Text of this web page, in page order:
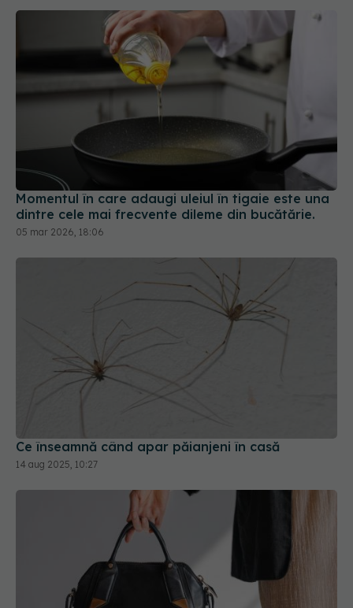
Momentul în care adaugi uleiul în tigaie este una
dintre cele mai frecvente dileme din bucătărie.
05 mar 2026, 18:06